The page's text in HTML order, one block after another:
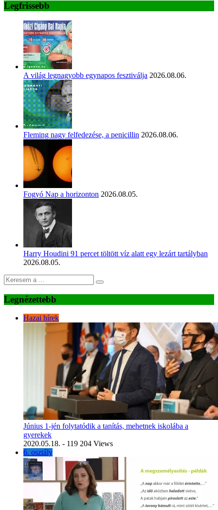
Legfrissebb
A világ legnagyobb egynapos fesztiválja 2026.08.06.
Fleming nagy felfedezése, a penicillin 2026.08.06.
Fogyó Nap a horizonton 2026.08.05.
Harry Houdini 91 percet töltött víz alatt egy lezárt tartályban
2026.08.05.
Legnézettebb
Hazai hírek
Június 1-jén folytatódik a tanítás, mehetnek iskolába a
gyerekek
2020.05.18. - 119 204 Views
6. osztály